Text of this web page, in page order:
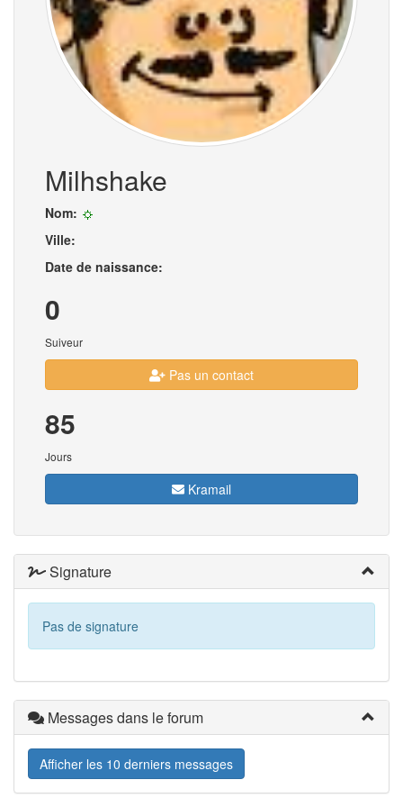
Milhshake
Nom:
Ville:
Date de naissance:
0
Suiveur
Pas un contact
85
Jours
Kramail
Signature
Pas de signature
Messages dans le forum
Afficher les 10 derniers messages